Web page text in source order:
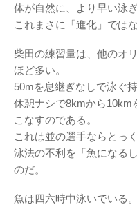
体が自然に、より早い泳
これまさに「進化」ではな
柴田の練習量は、他のオ
ほど多い。
50mを息継ぎなしで泳ぐ
休憩ナシで8kmから10km
こなすのである。
これは並の選手ならとっ
泳法の不利を「魚になる
のだ。
魚は四六時中泳いでいる